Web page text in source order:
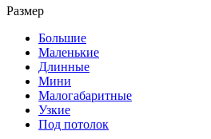
Размер
Большие
Маленькие
Длинные
Мини
Малогабаритные
Узкие
Под потолок